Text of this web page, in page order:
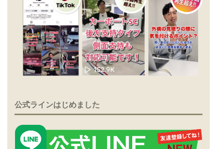
公式ラインはじめました